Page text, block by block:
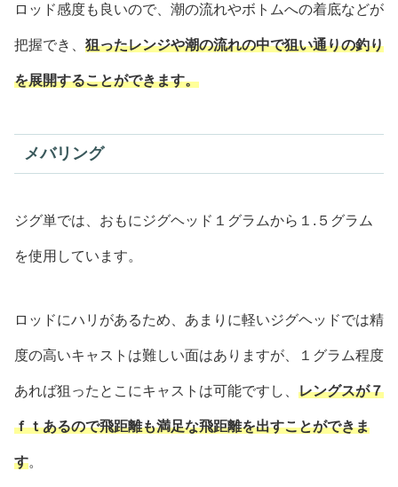
ロッド感度も良いので、潮の流れやボトムへの着底などが
把握でき、 狙ったレンジや潮の流れの中で狙い通りの釣り
を展開することができます。
メバリング
ジグ単では、おもにジグヘッド１グラムから１.５グラム
を使用しています。
ロッドにハリがあるため、あまりに軽いジグヘッドでは精
度の高いキャストは難しい面はありますが、１グラム程度
あれば狙ったとこにキャストは可能ですし、 レングスが７
ｆｔあるので飛距離も満足な飛距離を出すことができま
す。